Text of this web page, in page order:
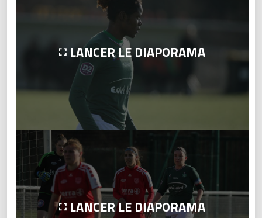
LANCER LE DIAPORAMA
LANCER LE DIAPORAMA